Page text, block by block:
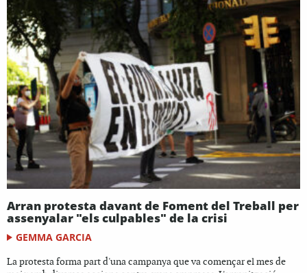
Arran protesta davant de Foment del Treball per
assenyalar "els culpables" de la crisi
GEMMA GARCIA
La protesta forma part d'una campanya que va començar el mes de